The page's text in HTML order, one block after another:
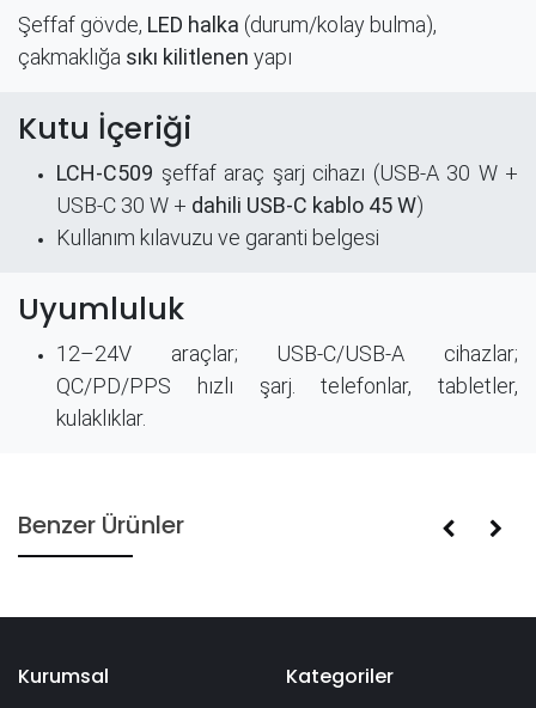
Şeffaf gövde, LED halka (durum/kolay bulma),
çakmaklığa sıkı kilitlenen yapı ​
Kutu İçeriği
LCH-C509 şeffaf araç şarj cihazı (USB-A 30 W +
USB-C 30 W + dahili USB-C kablo 45 W)
Kullanım kılavuzu ve garanti belgesi
Uyumluluk
12–24V araçlar; USB-C/USB-A cihazlar;
QC/PD/PPS hızlı şarj. telefonlar, tabletler,
kulaklıklar.
Benzer Ürünler
Kurumsal Kategoriler